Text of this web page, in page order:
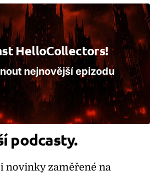
HelloCollectors!
nejnovější epizodu
podcasty.
novinky zaměřené na